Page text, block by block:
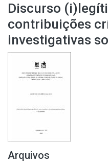
Discurso
contribuições
investigativas
Arquivos